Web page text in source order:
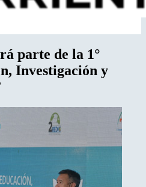
parte de la 1°
Investigación y